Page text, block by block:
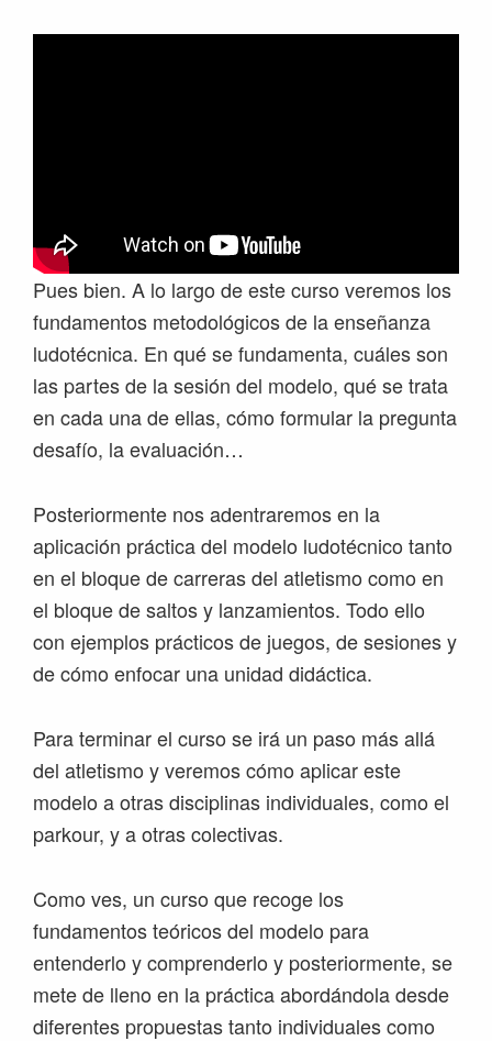
Pues bien. A lo largo de este curso veremos los
fundamentos metodológicos de la enseñanza
ludotécnica. En qué se fundamenta, cuáles son
las partes de la sesión del modelo, qué se trata
en cada una de ellas, cómo formular la pregunta
desafío, la evaluación…
Posteriormente nos adentraremos en la
aplicación práctica del modelo ludotécnico tanto
en el bloque de carreras del atletismo como en
el bloque de saltos y lanzamientos. Todo ello
con ejemplos prácticos de juegos, de sesiones y
de cómo enfocar una unidad didáctica.
Para terminar el curso se irá un paso más allá
del atletismo y veremos cómo aplicar este
modelo a otras disciplinas individuales, como el
parkour, y a otras colectivas.
Como ves, un curso que recoge los
fundamentos teóricos del modelo para
entenderlo y comprenderlo y posteriormente, se
mete de lleno en la práctica abordándola desde
diferentes propuestas tanto individuales como